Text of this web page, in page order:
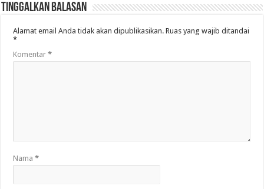
Tinggalkan Balasan
Alamat email Anda tidak akan dipublikasikan. Ruas yang wajib ditandai
*
Komentar*
Nama*